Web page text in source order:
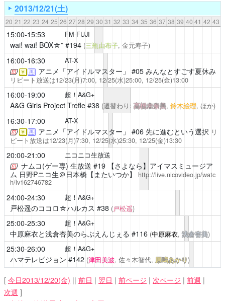
2013/12/21(土)
20 21 22 23 24 25 26 27 28 29 30 31 32 33 34 35 36 37 38 39 40 41 42 43
15:00-15:53 FM-FUJI
wai! wai! BOX☆”#194 (三瓶由布子, 金元寿子)
16:00-16:30 AT-X
￥ 再 アニメ「アイドルマスター」 #05 みんなとすごす夏休み
リピート放送は12/23(月)7:00, 12/25(水)25:00, 12/25(金)13:00
16:00-19:00 超！A&G+
A&G Girls Project Trefle#38 (週替わり:高橋未奈美, 鈴木絵理, ほか)
16:30-17:00 AT-X
￥ 再 アニメ「アイドルマスター」 #06 先に進むという選択 リ
ピート放送は12/23(月)7:30, 12/25(水)25:30, 12/25(金)13:30
20:00-21:00 ニコニコ生放送
ナムコ(ゲー専) 生放送 #19 【さよなら】アイマスミュージア
ム 日野Pニコ生＠日本橋【またいつか】
http://live.nicovideo.jp/watc
h/lv162746782
24:00-24:30 超！A&G+
戸松遥のココロ☆ハルカス #38 (戸松遥)
25:00-25:30 超！A&G+
中原麻衣と浅倉杏美のらぶえんじぇる #116 (中原麻衣,浅倉杏美)
25:30-26:00 超！A&G+
ハマテレビジョン #142 (津田美波, 佐々木智代, 原嶋あかり)
[ 今日2013/12/20(金) || 前日 | 翌日 | 前ページ | 次ページ | 前週 |
次週 ]